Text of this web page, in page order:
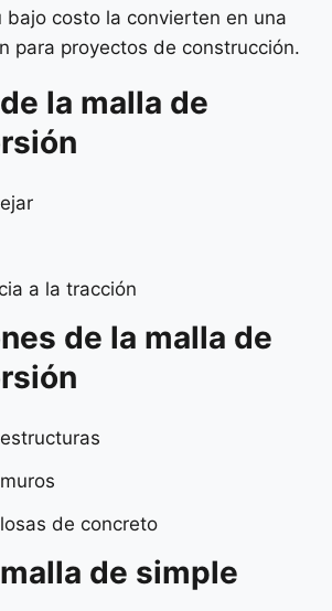
bajo costo la convierten en una
para proyectos de construcción.
la malla de
a la tracción
de la malla de
de concreto
de simple